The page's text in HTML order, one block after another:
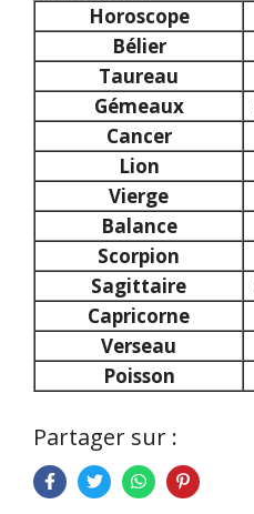
Horoscope
Bélier
Taureau
Gémeaux
Cancer
Lion
Vierge
Balance
Scorpion
Sagittaire
Capricorne
Verseau
Poisson
Partager sur :